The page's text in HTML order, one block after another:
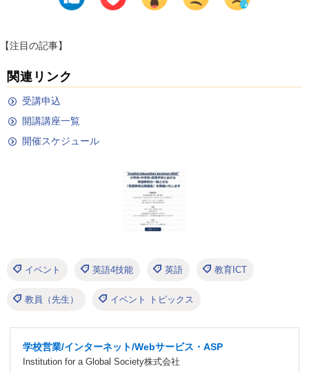
【注目の記事】
関連リンク
受講申込
開講講座一覧
開催スケジュール
イベント 英語4技能 英語 教育ICT
教員（先生） イベント トピックス
学校営業/インターネット/Webサービス・ASP
Institution for a Global Society株式会社